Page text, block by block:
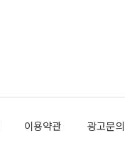
이용약관 광고문의